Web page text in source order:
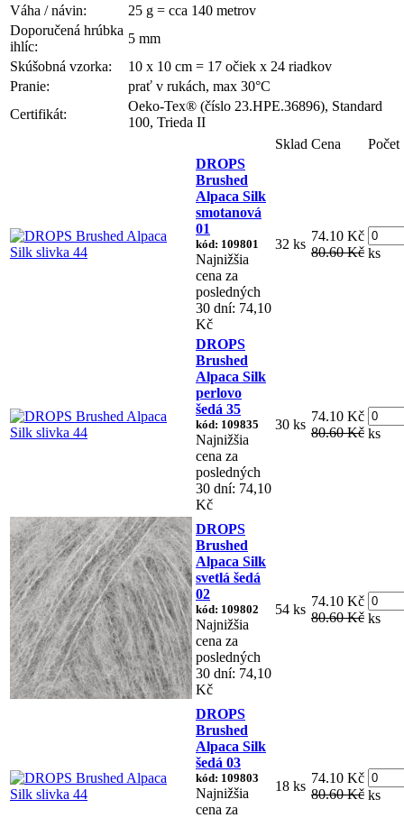
Váha / návin:
25 g = cca 140 metrov
Doporučená hrúbka
ihlíc:
5 mm
Skúšobná vzorka:
10 x 10 cm = 17 očiek x 24 riadkov
Pranie:
prať v rukách, max 30°C
Certifikát:
Oeko-Tex® (číslo 23.HPE.36896), Standard
100, Trieda II
Sklad Cena
Počet
DROPS
Brushed
Alpaca Silk
smotanová
01
kód: 109801
Najnižšia
cena za
posledných
30 dní: 74,10
Kč
32 ks
74.10 Kč
80.60 Kč ks
DROPS
Brushed
Alpaca Silk
perlovo
šedá 35
kód: 109835
Najnižšia
cena za
posledných
30 dní: 74,10
Kč
30 ks
74.10 Kč
80.60 Kč ks
DROPS
Brushed
Alpaca Silk
svetlá šedá
02
kód: 109802
Najnižšia
cena za
posledných
30 dní: 74,10
Kč
54 ks
74.10 Kč
80.60 Kč ks
DROPS
Brushed
Alpaca Silk
šedá 03
kód: 109803
Najnižšia
cena za
18 ks
74.10 Kč
80.60 Kč ks